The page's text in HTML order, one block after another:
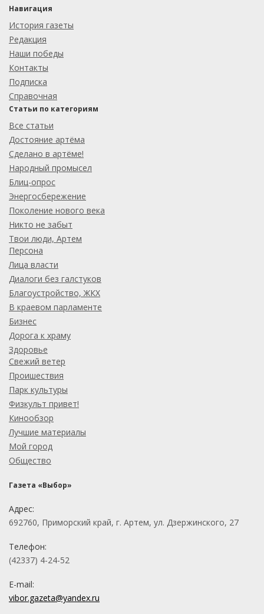
Навигация
История газеты
Редакция
Наши победы
Контакты
Подписка
Справочная
Статьи по категориям
Все статьи
Достояние артёма
Сделано в артёме!
Народный промысел
Блиц-опрос
Энергосбережение
Поколение нового века
Никто не забыт
Твои люди, Артем
Персона
Лица власти
Диалоги без галстуков
Благоустройство, ЖКХ
В краевом парламенте
Бизнес
Дорога к храму
Здоровье
Свежий ветер
Проишествия
Парк культуры
Физкульт привет!
Кинообзор
Лучшие материалы
Мой город
Общество
Газета «Выбор»
Адрес:
692760, Приморский край, г. Артем, ул. Дзержинского, 27
Телефон:
(42337) 4-24-52
E-mail:
vibor.gazeta@yandex.ru